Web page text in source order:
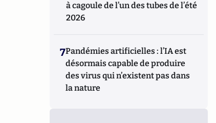
à cagoule de l’un des tubes de l’été
2026
7Pandémies artificielles : l’IA est
désormais capable de produire
des virus qui n’existent pas dans
la nature